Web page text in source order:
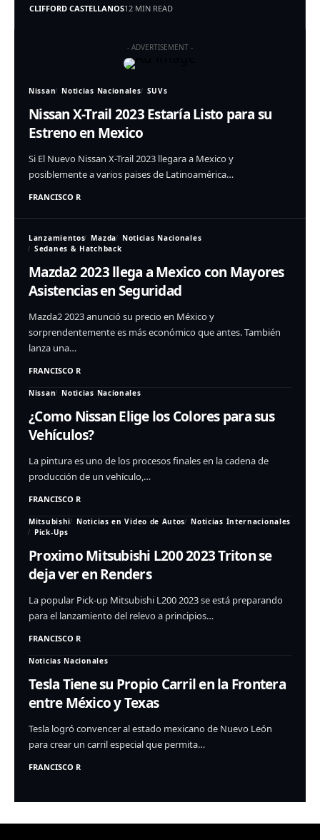
CLIFFORD CASTELLANOS12 MIN READ
- ADVERTISEMENT -
Nissan Noticias Nacionales SUVs
Nissan X-Trail 2023 Estaría Listo para su
Estreno en Mexico
Si El Nuevo Nissan X-Trail 2023 llegara a Mexico y
posiblemente a varios paises de Latinoamérica…
FRANCISCO R
Lanzamientos Mazda
Noticias Nacionales
Sedanes & Hatchback
Mazda2 2023 llega a Mexico con Mayores
Asistencias en Seguridad
Mazda2 2023 anunció su precio en México y
sorprendentemente es más económico que antes. También
lanza una…
FRANCISCO R
Nissan Noticias Nacionales
¿Como Nissan Elige los Colores para sus
Vehículos?
La pintura es uno de los procesos finales en la cadena de
producción de un vehículo,…
FRANCISCO R
Mitsubishi Noticias en Video de Autos
Noticias Internacionales
Pick-Ups
Proximo Mitsubishi L200 2023 Triton se
deja ver en Renders
La popular Pick-up Mitsubishi L200 2023 se está preparando
para el lanzamiento del relevo a principios…
FRANCISCO R
Noticias Nacionales
Tesla Tiene su Propio Carril en la Frontera
entre México y Texas
Tesla logró convencer al estado mexicano de Nuevo León
para crear un carril especial que permita…
FRANCISCO R